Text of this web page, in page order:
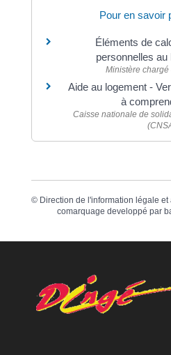
Pour en savoir
Éléments de
personnelles au
Ministère
Aide au logement -
à
Caisse nationale de
© Direction de l'information légale et
comarquage developpé par